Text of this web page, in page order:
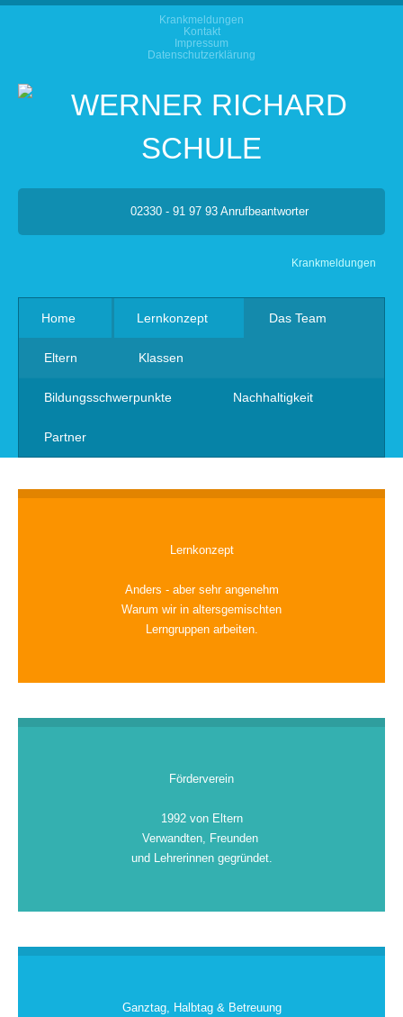
Krankmeldungen
Kontakt
Impressum
Datenschutzerklärung
02330 - 91 97 93 Anrufbeantworter
Krankmeldungen
Home Lernkonzept Das Team
Eltern Klassen
Bildungsschwerpunkte Nachhaltigkeit
Partner
Lernkonzept
Anders - aber sehr angenehm
Warum wir in altersgemischten
Lerngruppen arbeiten.
Förderverein
1992 von Eltern
Verwandten, Freunden
und Lehrerinnen gegründet.
Ganztag, Halbtag & Betreuung